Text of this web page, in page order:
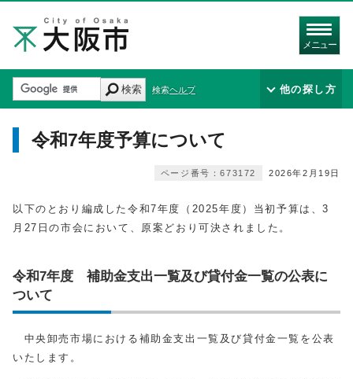
メニュー
検索 検索ヘルプ 他の探し方
令和7年度予算について
2026年2月19日
ページ番号：673172
以下のとおり編成した令和7年度（2025年度）当初予算は、3
月27日の市会において、原案どおり可決されました。
令和7年度 補助金支出一覧及び貸付金一覧の公表に
ついて
中央卸売市場における補助金支出一覧及び貸付金一覧を公表
いたします。